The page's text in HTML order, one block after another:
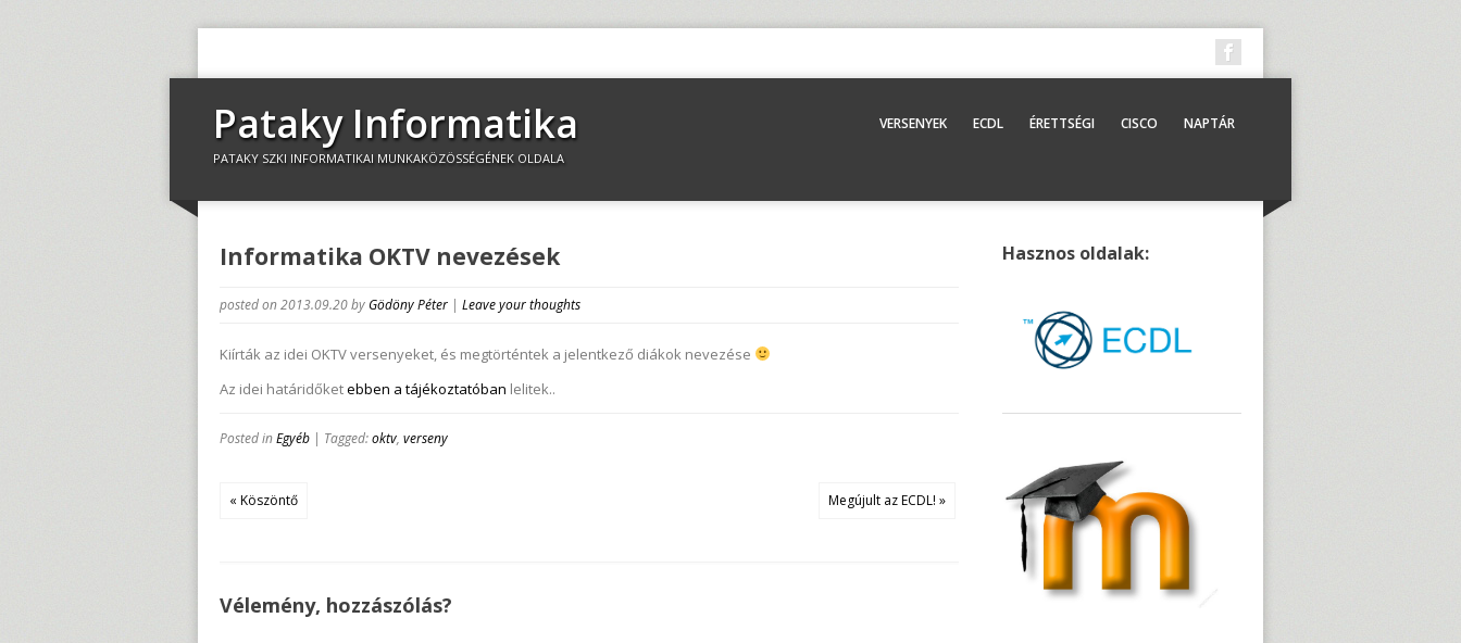
Pataky Informatika
PATAKY SZKI INFORMATIKAI MUNKAKÖZÖSSÉGÉNEK OLDALA
VERSENYEK ECDL ÉRETTSÉGI CISCO NAPTÁR
Informatika OKTV nevezések
posted on 2013.09.20by Gödöny Péter | Leave your thoughts
Kiírták az idei OKTV versenyeket, és megtörténtek a jelentkező diákok nevezése
Az idei határidőketebben a tájékoztatóban lelitek..
Posted inEgyéb | Tagged:oktv, verseny
« Köszöntő Megújult az ECDL! »
Vélemény, hozzászólás?
Hasznos oldalak: